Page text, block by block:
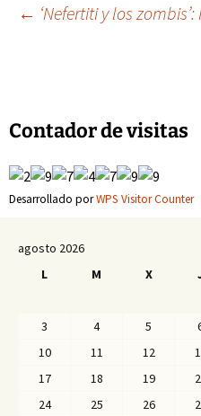
entradas
← ‘Nefertiti y los
Contador de visitas
Desarrollado porWPS Visitor Counter
agosto 2026
L
M X
3
4 5
10
11 12
17
18 19
24
25 26